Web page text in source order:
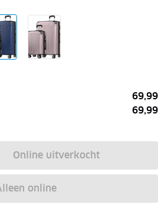
69,99
69,99
Online uitverkocht
online